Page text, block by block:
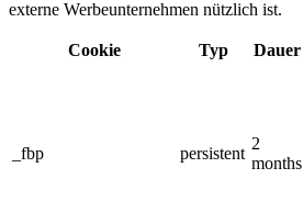
externe Werbeunternehmen nützlich ist.
Cookie Typ Dauer
_fbp persistent
2
months